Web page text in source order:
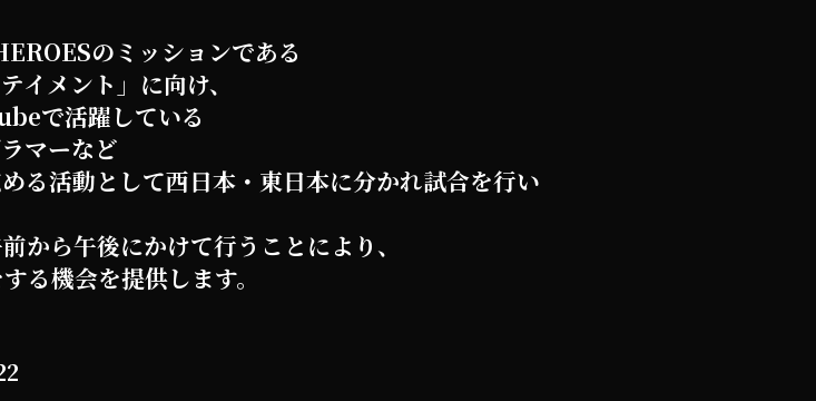
のミッションである
イメント」に向け、
で活躍している
マーなど
る活動として西日本・東日本に分かれ試合を行い
から午後にかけて行うことにより、
る機会を提供します。